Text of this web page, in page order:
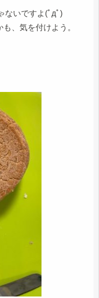
ないですよ(ﾟдﾟ)
、気を付けよう。